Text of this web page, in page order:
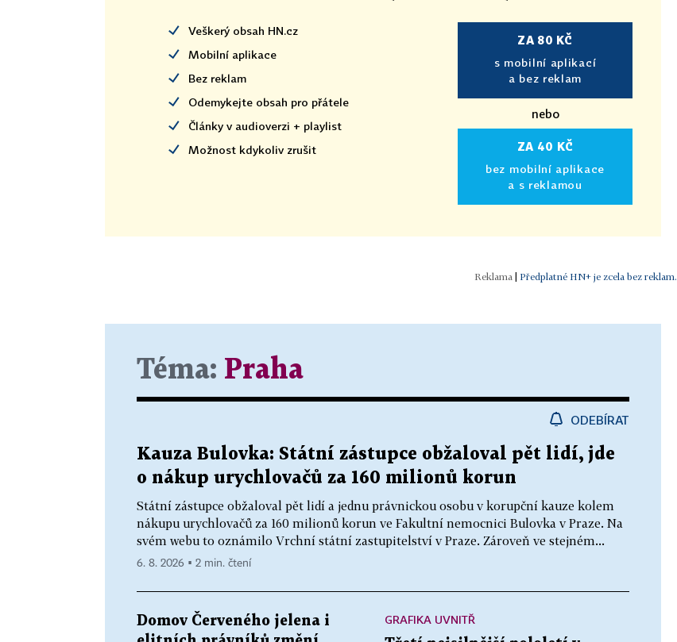
Veškerý obsah HN.cz
Mobilní aplikace
Bez reklam
Odemykejte obsah pro přátele
Články v audioverzi + playlist
Možnost kdykoliv zrušit
ZA 80 KČ
s mobilní aplikací
a bez reklam
nebo
ZA 40 KČ
bez mobilní aplikace
a s reklamou
| Předplatné HN+ je zcela bez reklam.
Téma: Praha
ODEBÍRAT
Kauza Bulovka: Státní zástupce obžaloval pět lidí, jde
o nákup urychlovačů za 160 milionů korun
Státní zástupce obžaloval pět lidí a jednu právnickou osobu v korupční kauze kolem
nákupu urychlovačů za 160 milionů korun ve Fakultní nemocnici Bulovka v Praze. Na
svém webu to oznámilo Vrchní státní zastupitelství v Praze. Zároveň ve stejném...
6. 8. 2026 ▪ 2 min. čtení
Domov Červeného jelena i
GRAFIKA UVNITŘ